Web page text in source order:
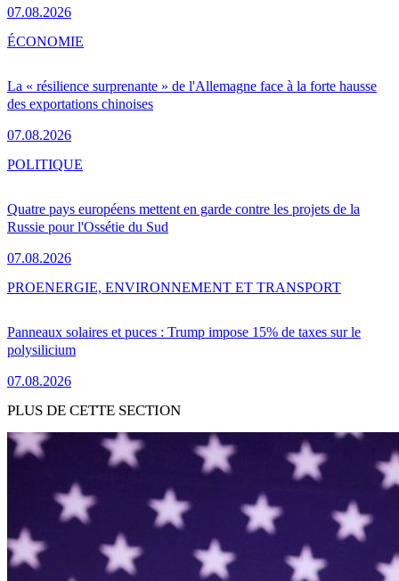
07.08.2026
La « résilience surprenante » de l'Allemagne face à la forte hausse
des exportations chinoises
07.08.2026
ÉCONOMIE
Quatre pays européens mettent en garde contre les projets de la
Russie pour l'Ossétie du Sud
07.08.2026
POLITIQUE
Panneaux solaires et puces : Trump impose 15% de taxes sur le
polysilicium
07.08.2026
PROENERGIE, ENVIRONNEMENT ET TRANSPORT
PLUS DE CETTE SECTION